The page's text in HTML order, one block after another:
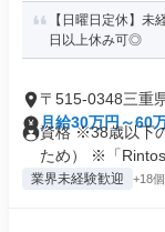
【日曜日定休】
日以上休み可◎
〒515-0348三重
月給30万円～60
資格 ※38歳以下
ため） ※「
業界未経験歓迎 +18個